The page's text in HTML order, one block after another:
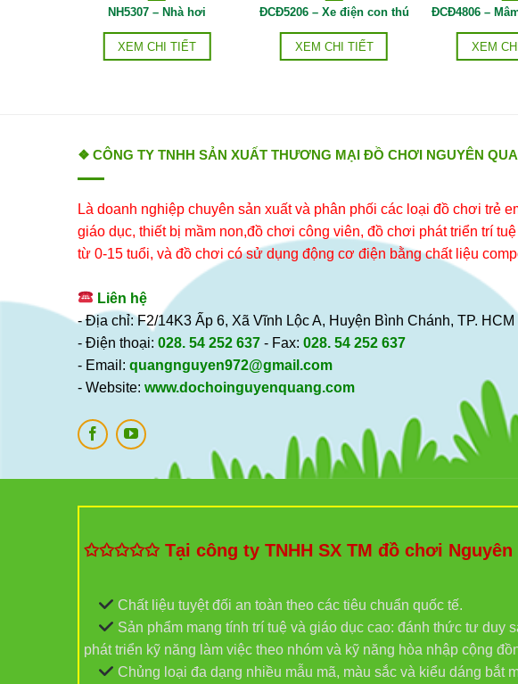
NH5307 – Nhà hơi
XEM CHI TIẾT
ĐCĐ5206 – Xe điện con thú
XEM CHI TIẾT
ĐCĐ4806 –
XEM
❖ CÔNG TY TNHH SẢN XUẤT THƯƠNG MẠI ĐỒ CHƠI NGUYÊN
Là doanh nghiệp chuyên sản xuất và phân phối các loại đồ chơi trẻ
giáo dục, thiết bị mầm non,đồ chơi công viên, đồ chơi phát triển trí
từ 0-15 tuổi, và đồ chơi có sử dụng động cơ điện bằng chất liệu
Liên hệ
- Địa chỉ: F2/14K3 Ấp 6, Xã Vĩnh Lộc A, Huyện Bình Chánh, TP. HCM
- Điện thoại: 028. 54 252 637 - Fax: 028. 54 252 637
- Email: quangnguyen972@gmail.com
- Website: www.dochoinguyenquang.com
✩✩✩✩✩ Tại công ty TNHH SX TM đồ chơi
Chất liệu tuyệt đối an toàn theo các tiêu chuẩn quốc tế.
Sản phẩm mang tính trí tuệ và giáo dục cao: đánh thức tư
phát triển kỹ năng làm việc theo nhóm và kỹ năng hòa nhập cộng
Chủng loại đa dạng nhiều mẫu mã, màu sắc và kiểu dáng bắt